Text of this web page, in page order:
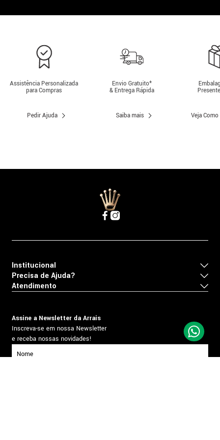
Assistência Personalizada
para Compras
Pedir Ajuda
Envio Gratuito*
& Entrega Rápida
Saiba mais Veja
Institucional
Precisa de Ajuda?
Atendimento
Assine a Newsletter da Arrais
Inscreva-se em nossa Newsletter
e receba nossas novidades!